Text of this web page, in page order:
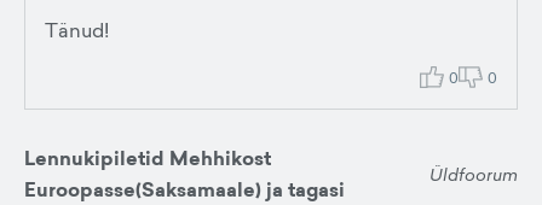
Tänud!
0 0
Lennukipiletid Mehhikost
Euroopasse(Saksamaale) ja tagasi
Üldfoorum